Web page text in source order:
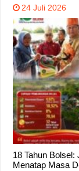
24 Juli 2026
18 Tahun
Menatap Masa